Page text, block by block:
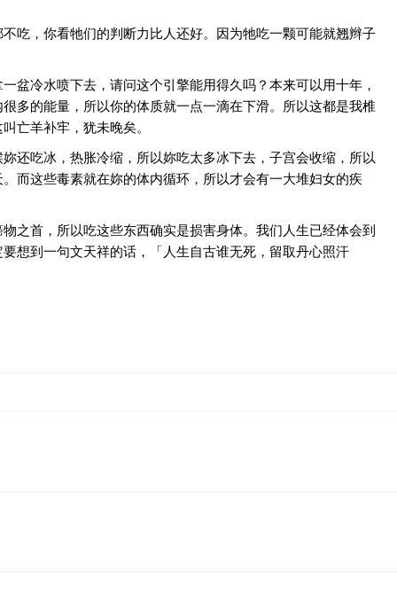
吃，你看牠们的判断力比人还好。因为牠吃一颗可能就翘辫子
盆冷水喷下去，请问这个引擎能用得久吗？本来可以用十年，
多的能量，所以你的体质就一点一滴在下滑。所以这都是我椎
亡羊补牢，犹未晚矣。
还吃冰，热胀冷缩，所以妳吃太多冰下去，子宫会收缩，所以
而这些毒素就在妳的体内循环，所以才会有一大堆妇女的疾
之首，所以吃这些东西确实是损害身体。我们人生已经体会到
想到一句文天祥的话，「人生自古谁无死，留取丹心照汗